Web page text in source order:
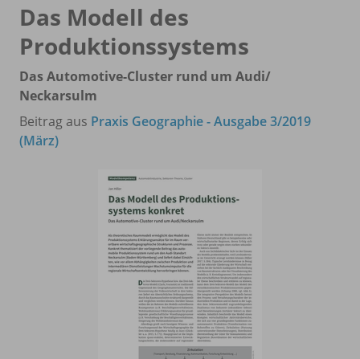
Das Modell des
Produktionssystems
Das Automotive-Cluster rund um Audi/
Neckarsulm
Beitrag aus Praxis Geographie - Ausgabe 3/2019
(März)